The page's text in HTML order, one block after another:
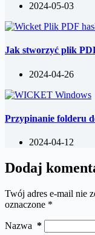
2024-05-03
Jak stworzyć plik
2024-04-26
Przypinanie folderu
2024-04-12
Dodaj
Twój adres e-mail nie
oznaczone *
Nazwa *